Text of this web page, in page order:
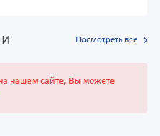
Посмотреть все
нашем сайте, Вы можете